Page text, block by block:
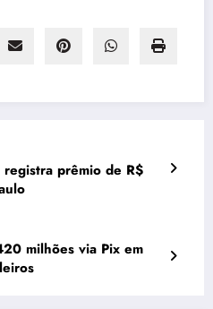
registra prêmio de R$
milhões via Pix em